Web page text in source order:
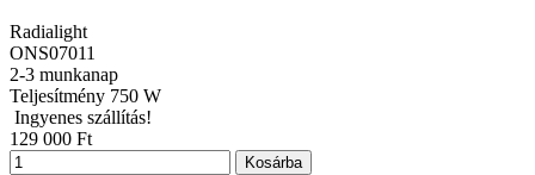
Radialight
ONS07011
2-3 munkanap
Teljesítmény 750 W
Ingyenes szállítás!
129 000 Ft
Kosárba